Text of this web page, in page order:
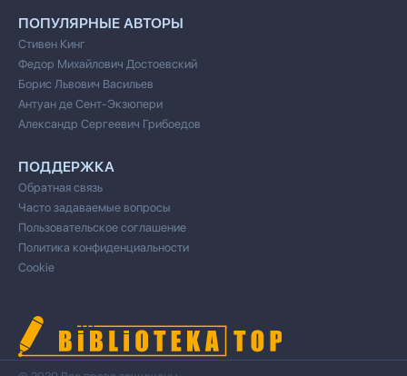
ПОПУЛЯРНЫЕ АВТОРЫ
Стивен Кинг
Федор Михайлович Достоевский
Борис Львович Васильев
Антуан де Сент-Экзюпери
Александр Сергеевич Грибоедов
ПОДДЕРЖКА
Обратная связь
Часто задаваемые вопросы
Пользовательское соглашение
Политика конфиденциальности
Cookie